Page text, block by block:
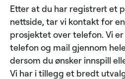
Etter at du har registrert et
nettside, tar vi kontakt for
prosjektet over telefon. Vi
telefon og mail gjennom
dersom du ønsker innspill
Vi har i tillegg et bredt